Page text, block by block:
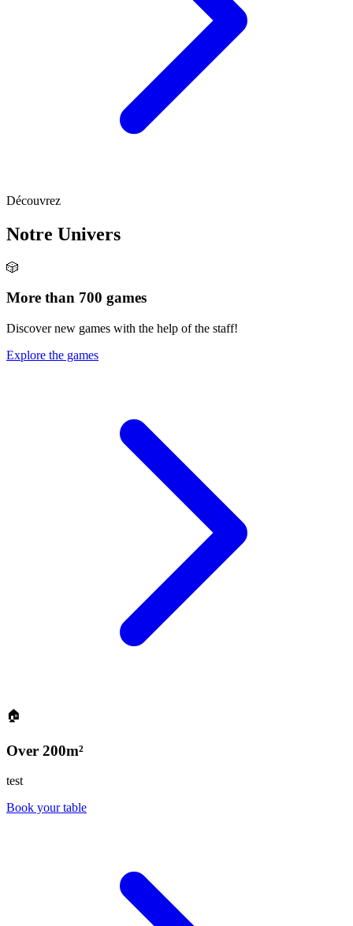
Découvrez
Notre Univers
🎲
More than 700 games
Discover new games with the help of the staff!
Explore the games
🏠
Over 200m²
test
Book your table